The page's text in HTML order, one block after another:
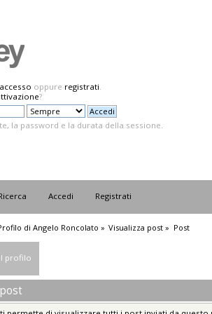
oppure registrati.
?
la password e la durata della sessione.
Accedi Registrati
di Angelo Roncolato » Visualizza post » Post
profilo